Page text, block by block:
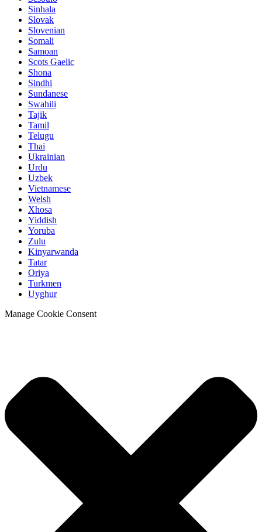
Sinhala
Slovak
Slovenian
Somali
Samoan
Scots Gaelic
Shona
Sindhi
Sundanese
Swahili
Tajik
Tamil
Telugu
Thai
Ukrainian
Urdu
Uzbek
Vietnamese
Welsh
Xhosa
Yiddish
Yoruba
Zulu
Kinyarwanda
Tatar
Oriya
Turkmen
Uyghur
Manage Cookie Consent